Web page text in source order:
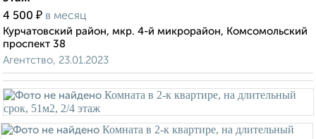
4 500 ₽ в месяц
Курчатовский район, мкр. 4-й микрорайон, Комсомольский
проспект 38
Агентство, 23.01.2023